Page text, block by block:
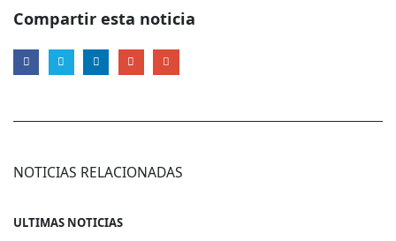
Compartir esta noticia
NOTICIAS RELACIONADAS
ULTIMAS NOTICIAS